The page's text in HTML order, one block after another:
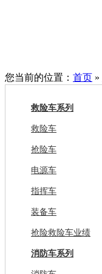
您当前的位置： 首页 »
救险车系列
救险车
抢险车
电源车
指挥车
装备车
抢险救险车业绩
消防车系列